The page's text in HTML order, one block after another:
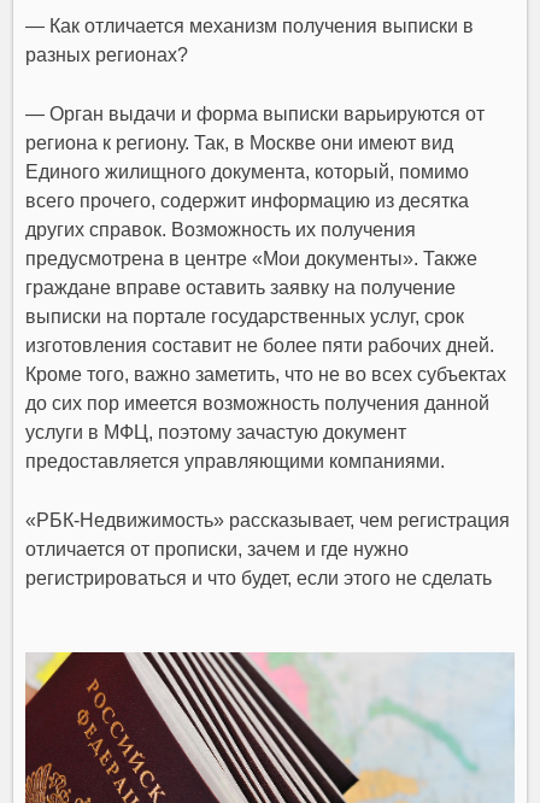
— Как отличается механизм получения выписки в
разных регионах?
— Орган выдачи и форма выписки варьируются от
региона к региону. Так, в Москве они имеют вид
Единого жилищного документа, который, помимо
всего прочего, содержит информацию из десятка
других справок. Возможность их получения
предусмотрена в центре «Мои документы». Также
граждане вправе оставить заявку на получение
выписки на портале государственных услуг, срок
изготовления составит не более пяти рабочих дней.
Кроме того, важно заметить, что не во всех субъектах
до сих пор имеется возможность получения данной
услуги в МФЦ, поэтому зачастую документ
предоставляется управляющими компаниями.
«РБК-Недвижимость» рассказывает, чем регистрация
отличается от прописки, зачем и где нужно
регистрироваться и что будет, если этого не сделать